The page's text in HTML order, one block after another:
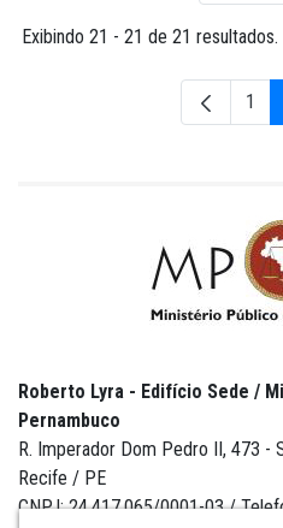
Exibindo 21 - 21 de 21 resultados.
1
Roberto Lyra - Edifício Sede /
Pernambuco
R. Imperador Dom Pedro II, 473 -
Recife / PE
CNPJ: 24.417.065/0001-03 /